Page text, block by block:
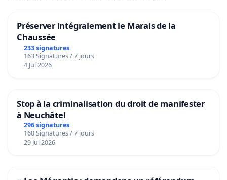
Préserver intégralement le Marais de la
Chaussée
233 signatures
163 Signatures / 7 jours
4 Jul 2026
Stop à la criminalisation du droit de manifester
à Neuchâtel
296 signatures
160 Signatures / 7 jours
29 Jul 2026